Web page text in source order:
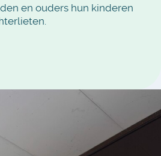
en ouders hun kinderen